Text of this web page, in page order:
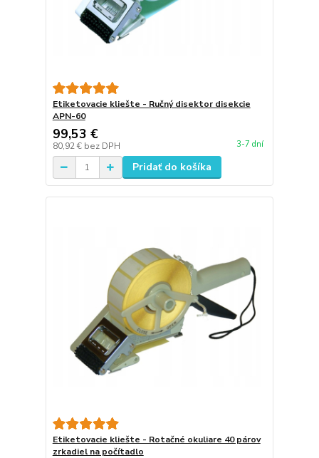
Etiketovacie kliešte - Ručný disektor disekcie
APN-60
99,53 €
80,92 € bez DPH 3-7 dní
Pridať do košíka
Etiketovacie kliešte - Rotačné okuliare 40 párov
zrkadiel na počítadlo